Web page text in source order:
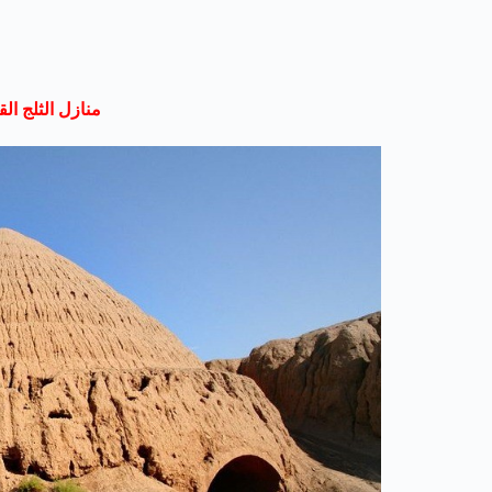
منازل الثلج